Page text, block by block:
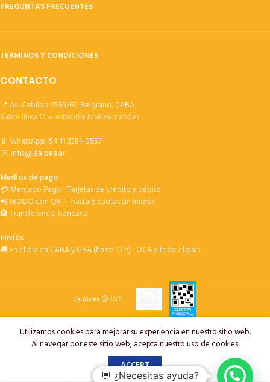
PREGUNTAS FRECUENTES
TERMINOS Y CONDICIONES
CONTACTO
📍 Av. Cabildo 1565/61, Belgrano, CABA
Subte línea D — estación José Hernández
📱 WhatsApp:54 11 3381-0557
✉️info@laaldea.ar
Medios de pago
💳 Mercado Pago · Tarjetas de crédito y débito
📲 MODO con QR — hasta 6 cuotas sin interés
🏦 Transferencia bancaria
Envíos
🚚 En el día en CABA y GBA (hasta 13 h) · OCA a todo el país
La Aldea 2026
Utilizamos cookies para mejorar su experiencia en nuestro sitio web.
Al navegar por este sitio web, acepta nuestro uso de cookies.
ACCEPT
💬 ¿Necesitas ayuda?